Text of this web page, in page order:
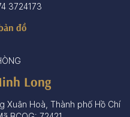
3724173
đồ
Long
Xuân Hoà, Thành phố Hồ Chí